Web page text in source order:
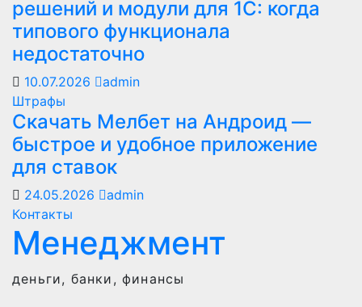
решений и модули для 1С: когда
типового функционала
недостаточно
10.07.2026
admin
Штрафы
Скачать Мелбет на Андроид —
быстрое и удобное приложение
для ставок
24.05.2026
admin
Контакты
Менеджмент
деньги, банки, финансы